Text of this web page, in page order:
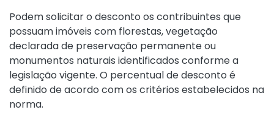
Podem solicitar o desconto os contribuintes que
possuam imóveis com florestas, vegetação
declarada de preservação permanente ou
monumentos naturais identificados conforme a
legislação vigente. O percentual de desconto é
definido de acordo com os critérios estabelecidos na
norma.